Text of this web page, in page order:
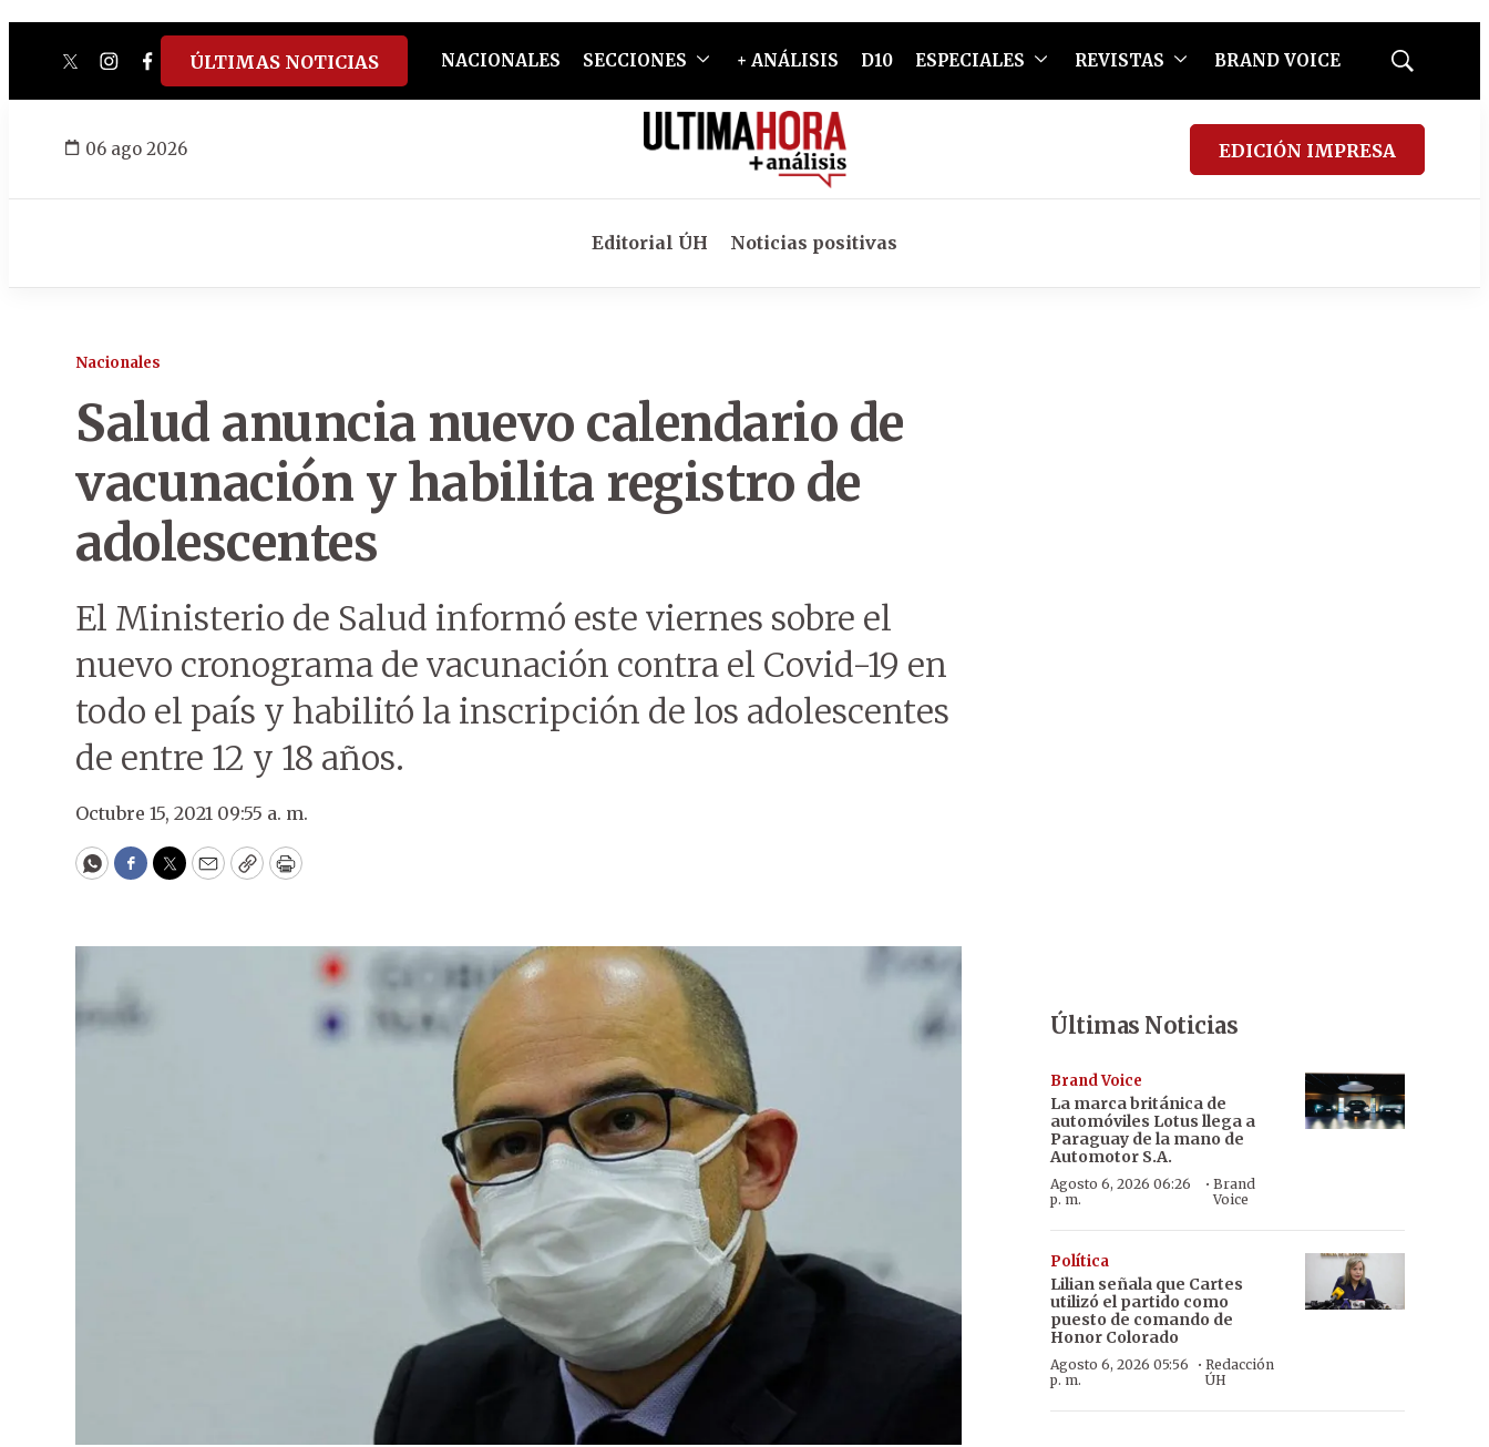
twitterinstagram
facebook
tiktokyoutube
spotify
ÚLTIMAS NOTICIAS NACIONALES SECCIONES + ANÁLISIS D10 ESPECIALES REVISTAS BRAND VOICE
Mostrar
06 ago 2026 EDICIÓN IMPRESA
Editorial ÚH Noticias positivas
Nacionales
Salud anuncia nuevo calendario de
vacunación y habilita registro de
adolescentes
El Ministerio de Salud informó este viernes sobre el
nuevo cronograma de vacunación contra el Covid-19 en
todo el país y habilitó la inscripción de los adolescentes
de entre 12 y 18 años.
Octubre 15, 2021 09:55 a. m.
WhatsApp
Facebook
Twitter
EmailCopyPrint
Últimas Noticias
Brand Voice
La marca británica de
automóviles Lotus llega a
Paraguay de la mano de
Automotor S.A.
Agosto 6, 2026 06:26
p. m.
· Brand
Voice
Política
Lilian señala que Cartes
utilizó el partido como
puesto de comando de
Honor Colorado
Agosto 6, 2026 05:56
p. m.
· Redacción
ÚH